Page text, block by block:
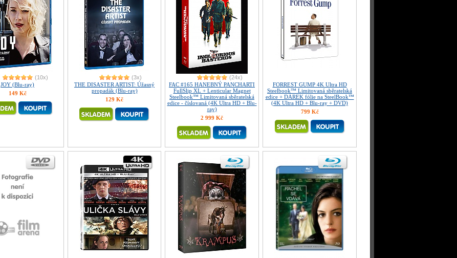
(10x)
JOY (Blu-ray)
149 Kč
(3x)
THE DISASTER ARTIST: Úžasný
propadák (Blu-ray)
129 Kč
(24x)
FAC #165 HANEBNÝ PANCHARTI
FullSlip XL + Lenticular Magnet
Steelbook™ Limitovaná sběratelská
edice - číslovaná (4K Ultra HD + Blu-
ray)
2 999 Kč
FORREST GUMP 4K Ultra HD
Steelbook™ Limitovaná sběratelská
edice + DÁREK fólie na SteelBook™
(4K Ultra HD + Blu-ray + DVD)
799 Kč